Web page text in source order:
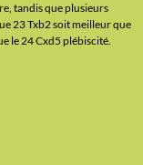
tandis que plusieurs
23 Txb2 soit meilleur que
le 24 Cxd5 plébiscité.